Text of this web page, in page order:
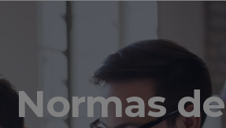
Normas de